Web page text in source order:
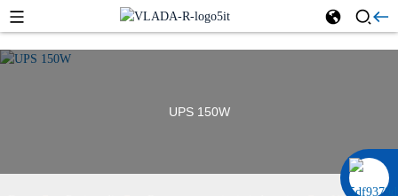
0086 13322920697
UPS 150W